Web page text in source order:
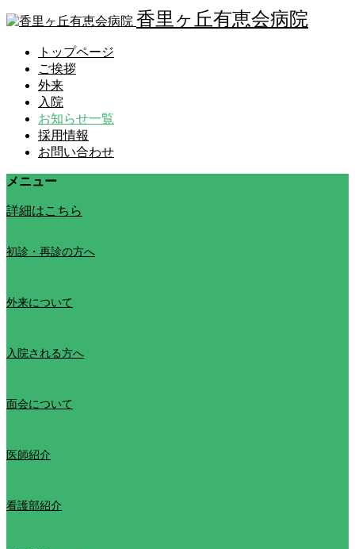
香里ヶ丘有恵会病院
トップページ
ご挨拶
外来
入院
お知らせ一覧
採用情報
お問い合わせ
メニュー
詳細はこちら
初診・再診の方へ
外来について
入院される方へ
面会について
医師紹介
看護部紹介